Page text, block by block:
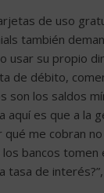
de uso
también
usar su propio
de débito,
son los saldos
aquí es que a la
qué me cobran
bancos tomen
tasa de